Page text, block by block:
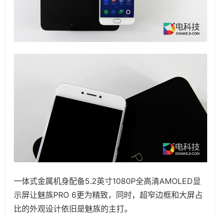
一体式金属机身配备5.2英寸1080P全高清AMOLED显
示屏让魅族PRO 6更为精致，同时， 超窄边框和大屏占
比的外观设计依旧是魅族的主打。